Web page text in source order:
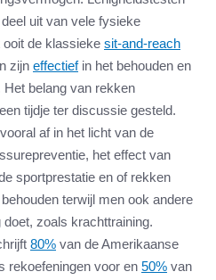
uit van vele fysieke
ooit de klassieke sit-and-reach
zijn effectiefin het behouden en
belang van rekken
tijdje ter discussie gesteld.
af in het licht van de
het effect van
sportprestatie en of rekken
terwijl men ook andere
zoals krachttraining.
80% van de Amerikaanse
rekoefeningen voor en 50% van